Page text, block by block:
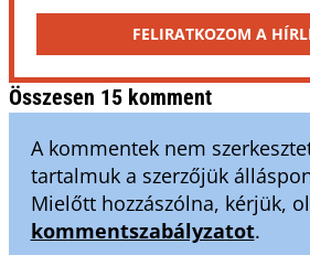
FELIRATKOZOM A
Összesen 15 komment
A kommentek nem
tartalmuk a szerzőjük
Mielőtt hozzászólna, kérjük,
kommentszabályzatot.